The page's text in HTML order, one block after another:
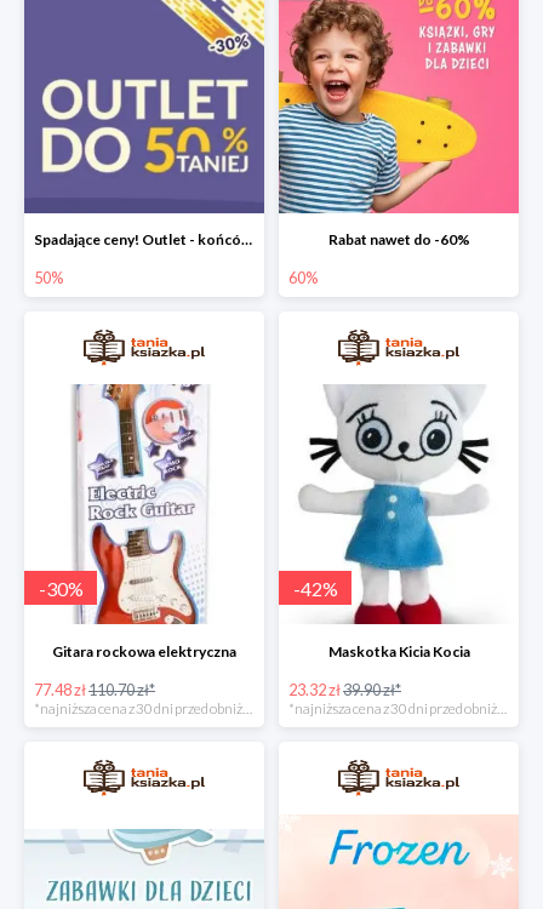
Spadające ceny! Outlet - końcówki nakładów książek do -50%
50%
Rabat nawet do -60%
60%
-30%
Gitara rockowa elektryczna
77.48 zł110.70 zł*
-42%
Maskotka Kicia Kocia
23.32 zł39.90 zł*